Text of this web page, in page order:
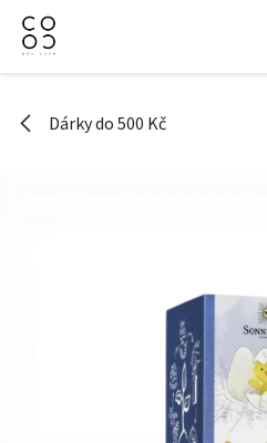
Přejít na obsah
Dárky do 500 Kč